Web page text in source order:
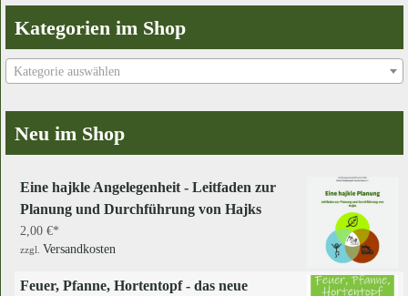
Kategorien im Shop
Kategorie auswählen
Neu im Shop
Eine hajkle Angelegenheit - Leitfaden zur
Planung und Durchführung von Hajks
2,00 €
zzgl. Versandkosten
Feuer, Pfanne, Hortentopf - das neue